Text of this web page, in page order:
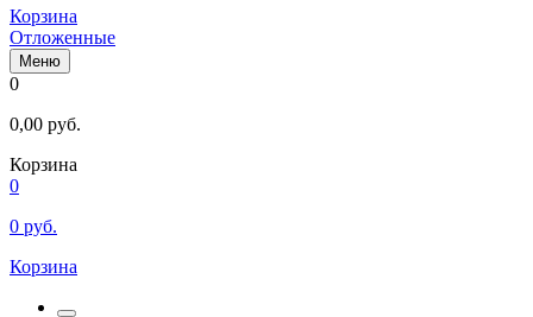
Корзина
Отложенные
Меню
0
0,00 руб.
Корзина
0
0 руб.
Корзина